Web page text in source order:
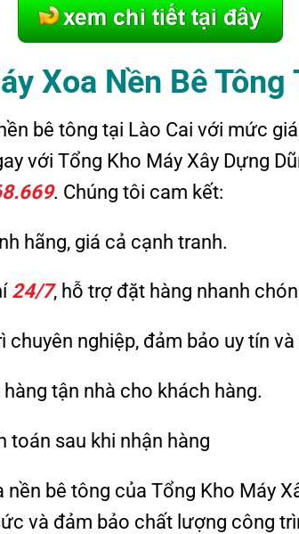
Xoa Nền Bê Tông
bê tông tại Lào Cai với mức
với Tổng Kho Máy Xây Dựng
. Chúng tôi cam kết:
hãng, giá cả cạnh tranh.
24/7, hỗ trợ đặt hàng nhanh
chuyên nghiệp, đảm bảo uy tín
tận nhà cho khách hàng.
toán sau khi nhận hàng
bê tông của Tổng Kho Máy
và đảm bảo chất lượng công